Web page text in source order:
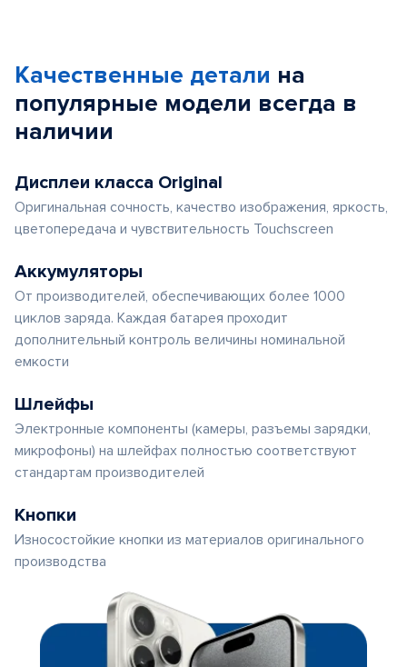
Качественные детали на
популярные модели всегда в
наличии
Дисплеи класса Original
Оригинальная сочность, качество изображения, яркость,
цветопередача и чувствительность Touchscreen
Аккумуляторы
От производителей, обеспечивающих более 1000
циклов заряда. Каждая батарея проходит
дополнительный контроль величины номинальной
емкости
Шлейфы
Электронные компоненты (камеры, разъемы зарядки,
микрофоны) на шлейфах полностью соответствуют
стандартам производителей
Кнопки
Износостойкие кнопки из материалов оригинального
производства